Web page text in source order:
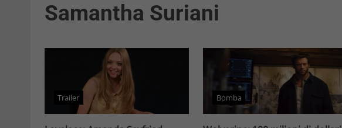
Samantha Suriani
Trailer Bomba